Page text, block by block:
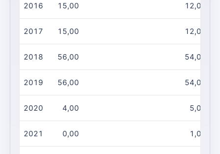
2016 15,00 12,00
2017 15,00 12,00
2018 56,00 54,00
2019 56,00 54,00
2020 4,00 5,00
2021 0,00 1,00